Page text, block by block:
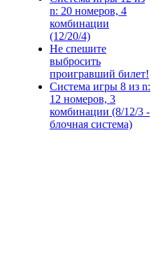
n: 20 номеров, 4
комбинации
(12/20/4)
Не спешите
выбросить
проигравший билет!
Система игры 8 из n:
12 номеров, 3
комбинации (8/12/3 -
блочная система)